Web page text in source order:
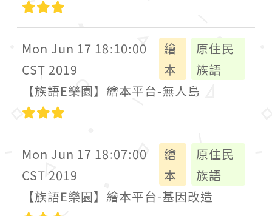
Mon Jun 17 18:10:00
CST 2019
繪
本
原住民
族語
【族語E樂園】繪本平台-無人島
Mon Jun 17 18:07:00
CST 2019
繪
本
原住民
族語
【族語E樂園】繪本平台-基因改造